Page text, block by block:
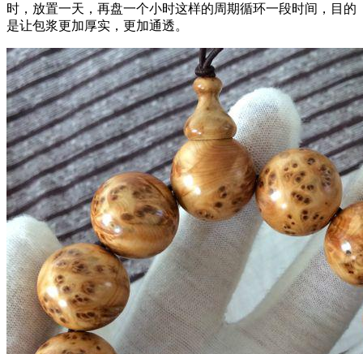
时，放置一天，再盘一个小时这样的周期循环一段时间，目的
是让包浆更加厚实，更加通透。